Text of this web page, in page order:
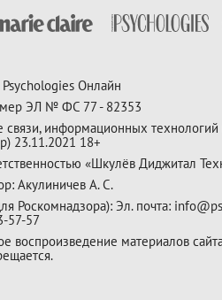
Онлайн
ЭЛ № ФС 77 - 82353
информационных
23.11.2021 18+
«Шкулёв Диджитал
Акулиничев А. С.
Роскомнадзора): Эл. почта:
57-57
материалов